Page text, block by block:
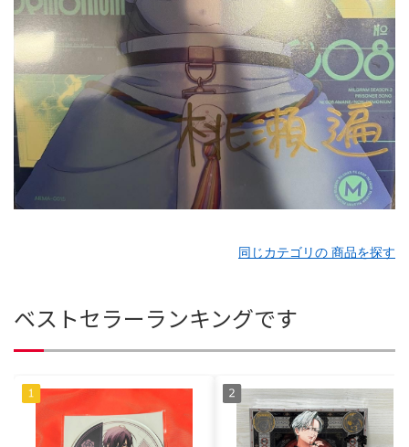
同じカテゴリの 商品を探す
ベストセラーランキングです